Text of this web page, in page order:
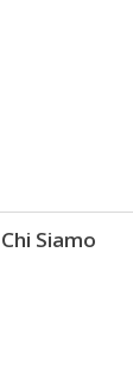
Chi Siamo